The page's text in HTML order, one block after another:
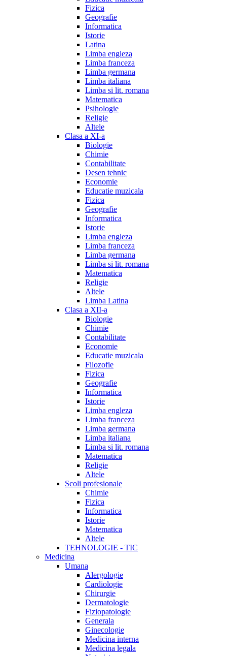
Fizica
Geografie
Informatica
Istorie
Latina
Limba engleza
Limba franceza
Limba germana
Limba italiana
Limba si lit. romana
Matematica
Psihologie
Religie
Altele
Clasa a XI-a
Biologie
Chimie
Contabilitate
Desen tehnic
Economie
Educatie muzicala
Fizica
Geografie
Informatica
Istorie
Limba engleza
Limba franceza
Limba germana
Limba si lit. romana
Matematica
Religie
Altele
Limba Latina
Clasa a XII-a
Biologie
Chimie
Contabilitate
Economie
Educatie muzicala
Filozofie
Fizica
Geografie
Informatica
Istorie
Limba engleza
Limba franceza
Limba germana
Limba italiana
Limba si lit. romana
Matematica
Religie
Altele
Scoli profesionale
Chimie
Fizica
Informatica
Istorie
Matematica
Altele
TEHNOLOGIE - TIC
Medicina
Umana
Alergologie
Cardiologie
Chirurgie
Dermatologie
Fiziopatologie
Generala
Ginecologie
Medicina interna
Medicina legala